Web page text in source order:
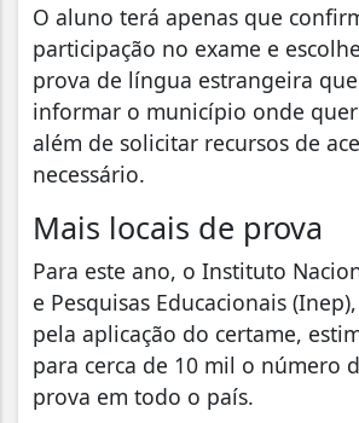
O aluno terá apenas que
participação no exame e
prova de língua estrangeira que
informar o município onde
além de solicitar recursos de
necessário.
Mais locais de prova
Para este ano, o Instituto
e Pesquisas Educacionais
pela aplicação do certame,
para cerca de 10 mil o número
prova em todo o país.